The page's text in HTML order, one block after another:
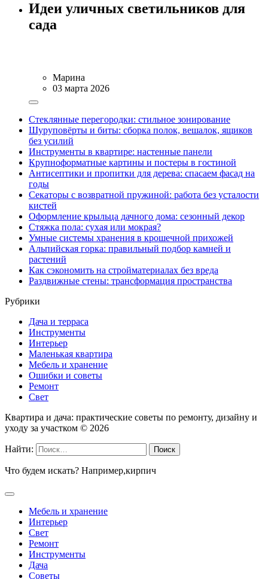
Идеи уличных светильников для
сада
Марина
03 марта 2026
Стеклянные перегородки: стильное зонирование
Шуруповёрты и биты: сборка полок, вешалок, ящиков
без усилий
Инструменты в квартире: настенные панели
Крупноформатные картины и постеры в гостиной
Антисептики и пропитки для дерева: спасаем фасад на
годы
Секаторы с возвратной пружиной: работа без усталости
кистей
Оформление крыльца дачного дома: сезонный декор
Стяжка пола: сухая или мокрая?
Умные системы хранения в крошечной прихожей
Альпийская горка: правильный подбор камней и
растений
Как сэкономить на стройматериалах без вреда
Раздвижные стены: трансформация пространства
Рубрики
Дача и терраса
Инструменты
Интерьер
Маленькая квартира
Мебель и хранение
Ошибки и советы
Ремонт
Свет
Квартира и дача: практические советы по ремонту, дизайну и
уходу за участком © 2026
Найти:
Что будем искать? Например,кирпич
Мебель и хранение
Интерьер
Свет
Ремонт
Инструменты
Дача
Советы